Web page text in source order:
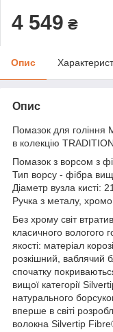
4 549 ₴
Опис
Опис
Помазок для гоління
в колекцію
Помазок з ворсом з
Тип ворсу - фібра
Діаметр вузла кисті:
Ручка з металу,
Без хрому світ
класичного вологого
якості: матеріал
розкішний, ваблячий
спочатку
вищої категорії
натурального
вперше в світі
волокна Silvertip